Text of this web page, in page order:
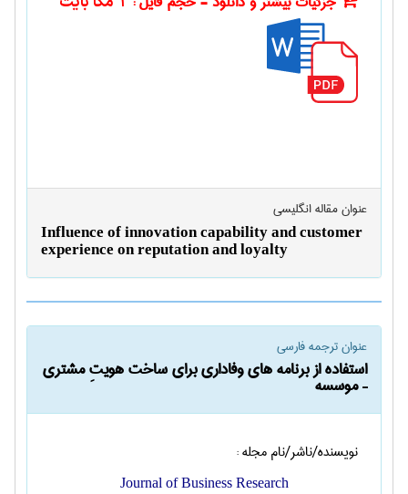
عنوان مقاله انگليسی
Influence of innovation capability and customer
experience on reputation and loyalty
عنوان ترجمه فارسی
استفاده از برنامه های وفاداری برای ساخت هویتِ مشتری
– موسسه
نویسنده/ناشر/نام مجله :
Journal of Business Research